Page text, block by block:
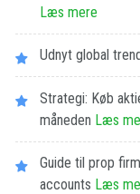
Læs mere
Udnyt global
Strategi: Køb
måneden Læs
Guide til prop
accounts Læs